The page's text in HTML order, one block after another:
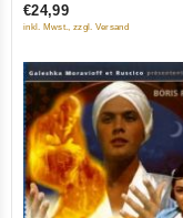
5
€24,99
inkl. Mwst., zzgl. Versand